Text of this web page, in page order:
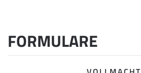
FORMULARE